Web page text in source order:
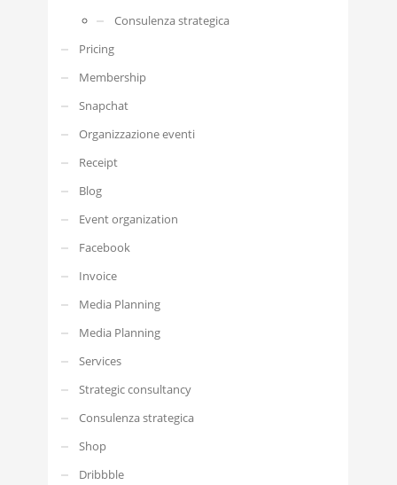
Consulenza strategica
Pricing
Membership
Snapchat
Organizzazione eventi
Receipt
Blog
Event organization
Facebook
Invoice
Media Planning
Media Planning
Services
Strategic consultancy
Consulenza strategica
Shop
Dribbble